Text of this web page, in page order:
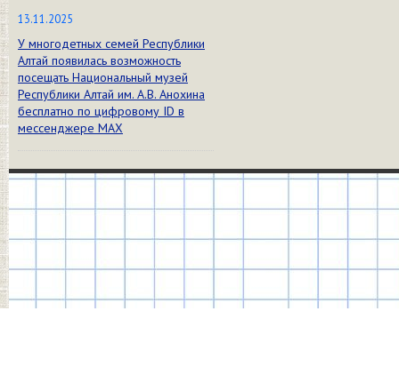
13.11.2025
У многодетных семей Республики
Алтай появилась возможность
посещать Национальный музей
Республики Алтай им. А.В. Анохина
бесплатно по цифровому ID в
мессенджере МАХ